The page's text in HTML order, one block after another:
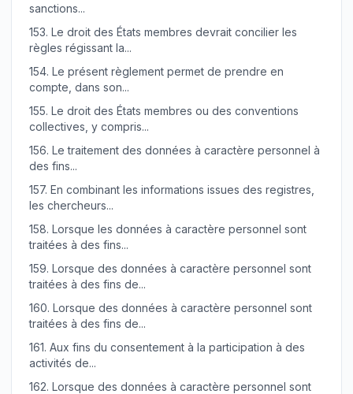
sanctions...
153. Le droit des États membres devrait concilier les
règles régissant la...
154. Le présent règlement permet de prendre en
compte, dans son...
155. Le droit des États membres ou des conventions
collectives, y compris...
156. Le traitement des données à caractère personnel à
des fins...
157. En combinant les informations issues des registres,
les chercheurs...
158. Lorsque les données à caractère personnel sont
traitées à des fins...
159. Lorsque des données à caractère personnel sont
traitées à des fins de...
160. Lorsque des données à caractère personnel sont
traitées à des fins de...
161. Aux fins du consentement à la participation à des
activités de...
162. Lorsque des données à caractère personnel sont